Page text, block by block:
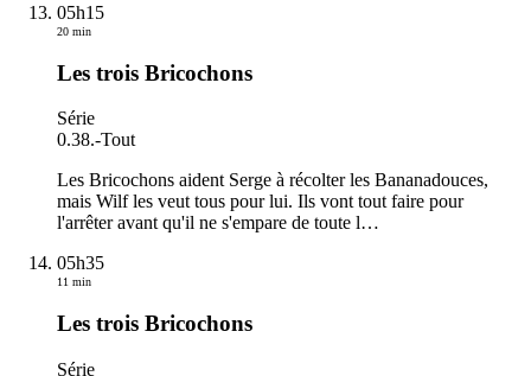
05h15
20 min
Les trois Bricochons
Série
0.38.-Tout
Les Bricochons aident Serge à récolter les Bananadouces,
mais Wilf les veut tous pour lui. Ils vont tout faire pour
l'arrêter avant qu'il ne s'empare de toute l…
05h35
11 min
Les trois Bricochons
Série